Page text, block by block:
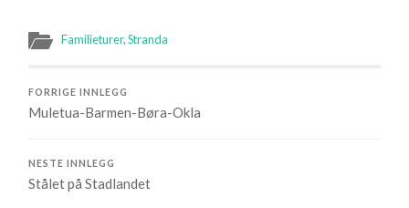
Familieturer,Stranda
FORRIGE INNLEGG
Muletua-Barmen-Børa-Okla
NESTE INNLEGG
Stålet på Stadlandet